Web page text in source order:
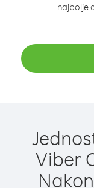
najbolje
Viber